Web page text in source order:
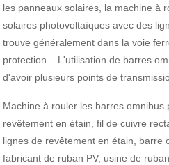
les panneaux solaires, la machine à
solaires photovoltaïques avec des
trouve généralement dans la voie
protection. . L'utilisation de barres
d'avoir plusieurs points de
Machine à rouler les barres
revêtement en étain, fil de cuivre
lignes de revêtement en étain, barre
fabricant de ruban PV, usine de